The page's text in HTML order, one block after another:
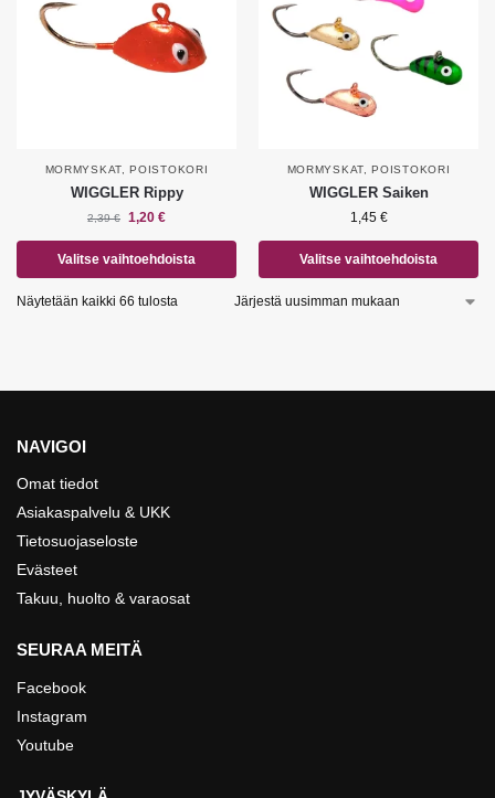
MORMYSKAT,POISTOKORI
WIGGLER Rippy
2,39€ 1,20 €
Valitse vaihtoehdoista
MORMYSKAT,POISTOKORI
WIGGLER Saiken
1,45 €
Valitse vaihtoehdoista
Näytetään kaikki 66 tulosta
NAVIGOI
Omat tiedot
Asiakaspalvelu & UKK
Tietosuojaseloste
Evästeet
Takuu, huolto & varaosat
SEURAA MEITÄ
Facebook
Instagram
Youtube